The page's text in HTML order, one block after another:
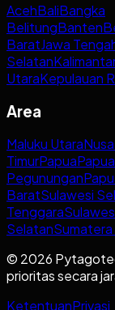
AcehBaliBangka
BelitungBanten
BaratJawa
Selatan
UtaraKepulauan
Area
Maluku Utara
TimurPapua
Pegunungan
BaratSulawesi
Tenggara
SelatanSumatera
© 2026
prioritas secara
KetentuanPrivasi